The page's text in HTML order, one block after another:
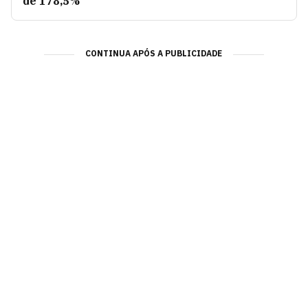
CONTINUA APÓS A PUBLICIDADE